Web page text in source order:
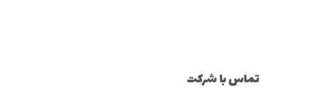
تماس با شرکت